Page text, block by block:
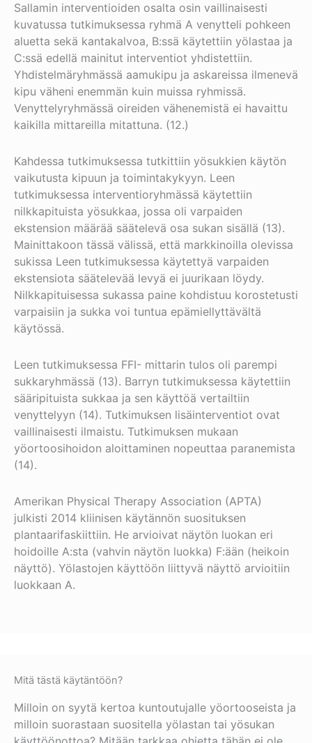
Sallamin interventioiden osalta osin vaillinaisesti
kuvatussa tutkimuksessa ryhmä A venytteli pohkeen
aluetta sekä kantakalvoa, B:ssä käytettiin yölastaa ja
C:ssä edellä mainitut interventiot yhdistettiin.
Yhdistelmäryhmässä aamukipu ja askareissa ilmenevä
kipu väheni enemmän kuin muissa ryhmissä.
Venyttelyryhmässä oireiden vähenemistä ei havaittu
kaikilla mittareilla mitattuna. (12.)
Kahdessa tutkimuksessa tutkittiin yösukkien käytön
vaikutusta kipuun ja toimintakykyyn. Leen
tutkimuksessa interventioryhmässä käytettiin
nilkkapituista yösukkaa, jossa oli varpaiden
ekstension määrää säätelevä osa sukan sisällä (13).
Mainittakoon tässä välissä, että markkinoilla olevissa
sukissa Leen tutkimuksessa käytettyä varpaiden
ekstensiota säätelevää levyä ei juurikaan löydy.
Nilkkapituisessa sukassa paine kohdistuu korostetusti
varpaisiin ja sukka voi tuntua epämiellyttävältä
käytössä.
Leen tutkimuksessa FFI- mittarin tulos oli parempi
sukkaryhmässä (13). Barryn tutkimuksessa käytettiin
sääripituista sukkaa ja sen käyttöä vertailtiin
venyttelyyn (14). Tutkimuksen lisäinterventiot ovat
vaillinaisesti ilmaistu. Tutkimuksen mukaan
yöortoosihoidon aloittaminen nopeuttaa paranemista
(14).
Amerikan Physical Therapy Association (APTA)
julkisti 2014 kliinisen käytännön suosituksen
plantaarifaskiittiin. He arvioivat näytön luokan eri
hoidoille A:sta (vahvin näytön luokka) F:ään (heikoin
näyttö). Yölastojen käyttöön liittyvä näyttö arvioitiin
luokkaan A.
Mitä tästä käytäntöön?
Milloin on syytä kertoa kuntoutujalle yöortooseista ja
milloin suorastaan suositella yölastan tai yösukan